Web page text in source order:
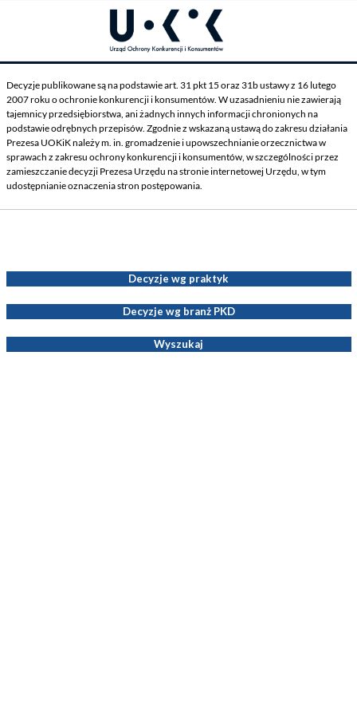
Decyzje publikowane są na podstawie art. 31 pkt 15 oraz 31b ustawy z 16 lutego
2007 roku o ochronie konkurencji i konsumentów. W uzasadnieniu nie zawierają
tajemnicy przedsiębiorstwa, ani żadnych innych informacji chronionych na
podstawie odrębnych przepisów. Zgodnie z wskazaną ustawą do zakresu działania
Prezesa UOKiK należy m. in. gromadzenie i upowszechnianie orzecznictwa w
sprawach z zakresu ochrony konkurencji i konsumentów, w szczególności przez
zamieszczanie decyzji Prezesa Urzędu na stronie internetowej Urzędu, w tym
udostępnianie oznaczenia stron postępowania.
Decyzje wg praktyk
Decyzje wg branż PKD
Wyszukaj